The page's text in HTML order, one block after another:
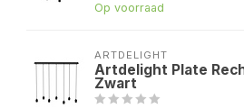
Op voorraad
ARTDELIGHT
Artdelight Plate
Zwart